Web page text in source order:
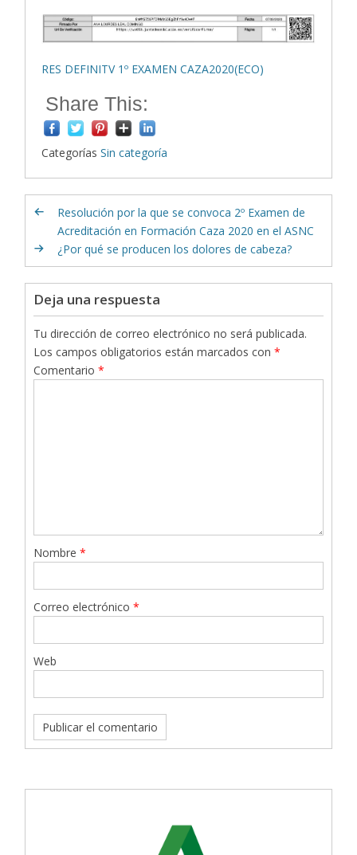
RES DEFINITV 1º EXAMEN CAZA2020(ECO)
Share This:
Categorías Sin categoría
Resolución por la que se convoca 2º Examen de
Acreditación en Formación Caza 2020 en el ASNC
¿Por qué se producen los dolores de cabeza?
Deja una respuesta
Tu dirección de correo electrónico no será publicada.
Los campos obligatorios están marcados con*
Comentario*
Nombre*
Correo electrónico*
Web